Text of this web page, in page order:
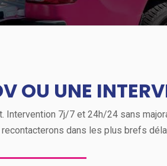
OU UNE
7j/7 et 24h/24 sans
dans les plus brefs